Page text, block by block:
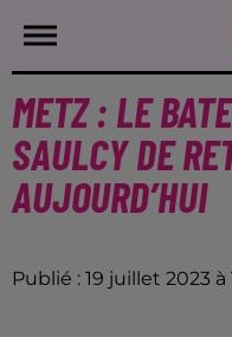
METZ : LE
SAULCY DE
AUJOURD’HUI
Publié : 19 juillet 2023